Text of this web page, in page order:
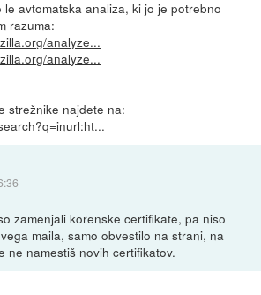
avtomatska analiza, ki jo je potrebno
razuma:
analyze...
analyze...
strežnike najdete na:
zamenjali korenske certifikate, pa niso
maila, samo obvestilo na strani, na
ne namestiš novih certifikatov.